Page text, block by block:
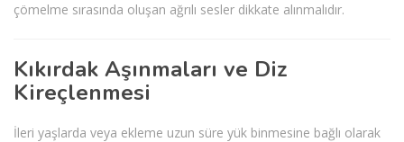
çömelme sırasında oluşan ağrılı sesler dikkate alınmalıdır.
Kıkırdak Aşınmaları ve Diz
Kireçlenmesi
İleri yaşlarda veya ekleme uzun süre yük binmesine bağlı olarak